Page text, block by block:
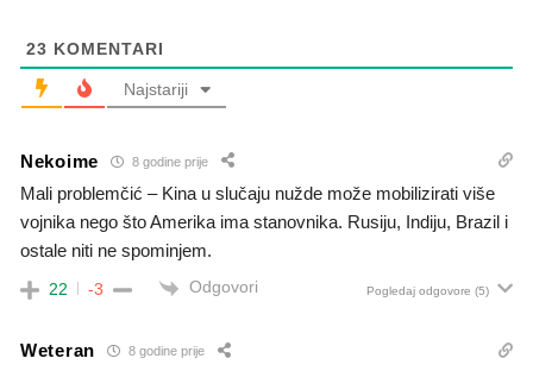
23 KOMENTARI
Najstariji
Nekoime 8 godine prije
Mali problemčić – Kina u slučaju nužde može mobilizirati više
vojnika nego što Amerika ima stanovnika. Rusiju, Indiju, Brazil i
ostale niti ne spominjem.
22 -3 Odgovori Pogledaj odgovore (5)
Weteran 8 godine prije